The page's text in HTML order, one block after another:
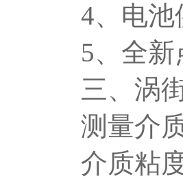
4、电
5、全
三、涡
测量介
介质粘